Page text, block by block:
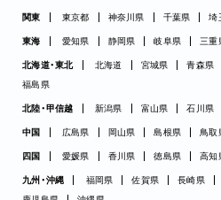
関東 東京都 神奈川県 千葉県 埼
東海 愛知県 静岡県 岐阜県 三重
北海道・東北 北海道 宮城県 青森県
福島県
北陸・甲信越 新潟県 富山県 石川県
中国 広島県 岡山県 島根県 鳥取
四国 愛媛県 香川県 徳島県 高知
九州・沖縄 福岡県 佐賀県 長崎県